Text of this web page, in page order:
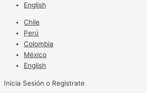
English
Chile
Perú
Colombia
México
English
Inicia Sesión o Registrate